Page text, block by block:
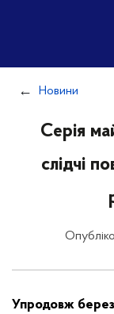
Новини
Серія
слідчі
Упродовж